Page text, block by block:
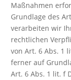
Maßnahmen
Grundlage des
verarbeiten wir
rechtlichen
von Art. 6 Abs. 1
ferner auf
Art. 6 Abs. 1 lit. f